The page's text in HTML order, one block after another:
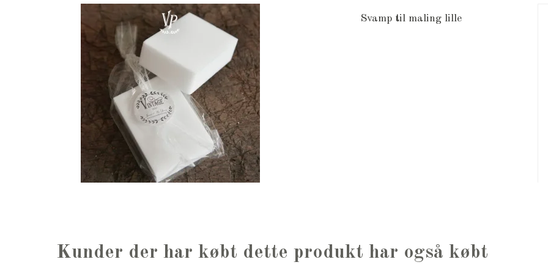
Svamp til maling lille
Kunder der har købt dette produkt har også købt